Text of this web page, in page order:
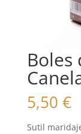
Boles
5,50 €
Sutil